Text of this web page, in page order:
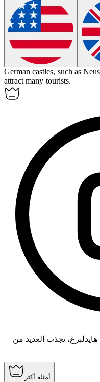
German castles, such as
attract many tourists.
هايدلبرغ، تجذب العديد من
أمثلة أكثر